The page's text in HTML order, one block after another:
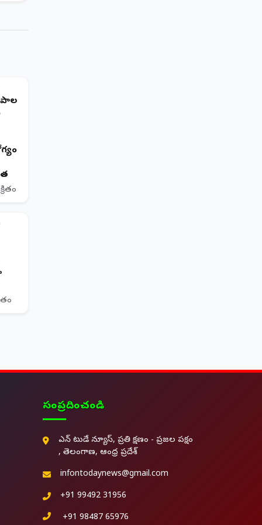
సంప్రదించండి
ఎన్ టుడే న్యూస్, ప్రతి క్షణం - ప్రజల పక్షం
, తెలంగాణ, ఆంధ్ర ప్రదేశ్
infontodaynews@gmail.com
+91 99492 31956
+91 98487 65976